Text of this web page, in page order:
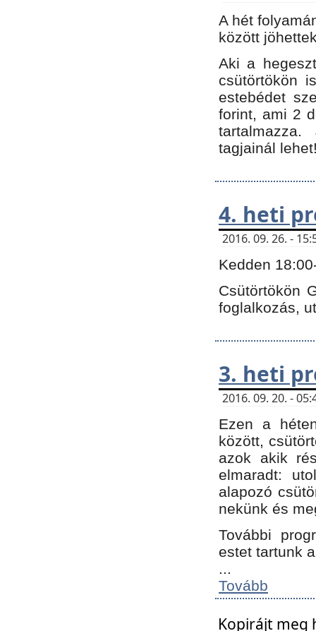
A hét
között
Aki a
csütörtökön
estebédet
forint, ami 2
tartalmazza.
tagjainál
4. heti
2016. 09. 26. -
Kedden
Csütörtökön
foglalkozás,
3. heti
2016. 09. 20. -
Ezen a
között,
azok akik
elmaradt:
alapozó
nekünk és
További
estet tartunk
...
Tovább
Kopirájt meg